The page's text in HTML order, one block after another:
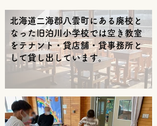
北海道二海郡八雲町にある​廃校と
なった旧泊川小学校では空き教室
をテナント・貸店舗・貸事務所と
して貸し出しています。